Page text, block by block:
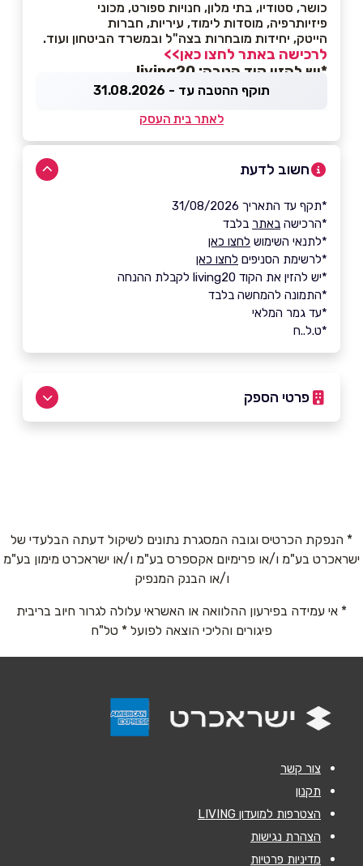
כושר, סטודיו, בתי מלון, חנויות ספורט, מכוני
פיזיותרפיה, מוסדות לימוד, עיריות, חברות
הייטק, יחידות מובחרות בצה"ל ובמשרד הביטחון ועוד.
לרכישה באתר לחצו כאן>>
*יש להזין קוד הטבה: living20
תוקף ההטבה עד - 31.08.2026
לאתר בית העסק
חשוב לדעת
*תקף עד התאריך 31/08/2026
*הרכישה באתר בלבד
*לתנאי השימוש לחצו כאן
*לרשימת הסניפים לחצו כאן
*יש להזין את הקוד living20 לקבלת ההנחה
*התמונה להמחשה בלבד
*עד גמר המלאי
*ט.ל..ח
פרטי הספק
שם מלא*
טלפון*
נושא*
הודעה
* הנפקת הכרטיס וגובה המסגרת נתונים לשיקול דעתה הבלעדי של
ישראכרט בע"מ ו/או פרימיום אקספרס בע"מ ו/או ישראכרט מימון בע"מ
ו/או הבנק המנפיק
* אי עמידה בפירעון ההלוואה או האשראי עלולה לגרור חיוב בריבית
פיגורים והליכי הוצאה לפועל * טל"ח
צור קשר
תקנון
הצטרפות למועדון LIVING
הצהרת נגישות
מדיניות פרטיות